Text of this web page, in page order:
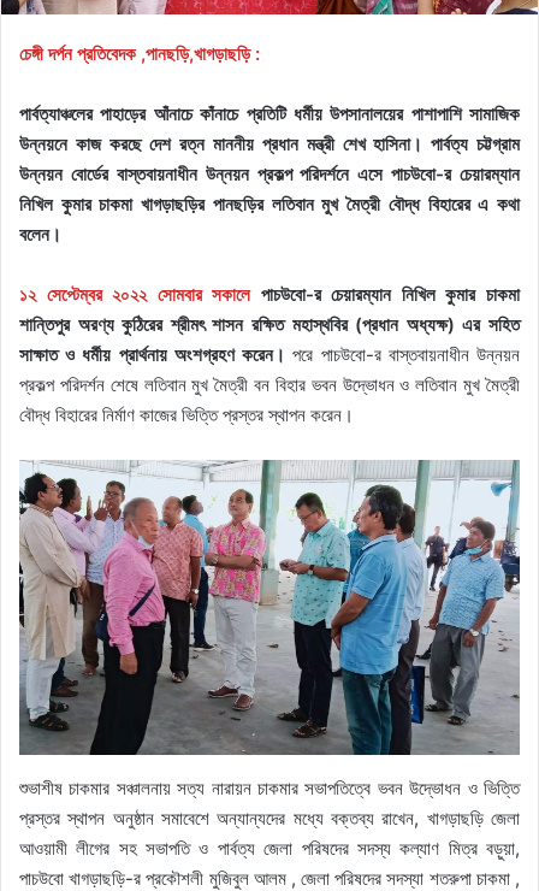
চেঙ্গী দর্পন প্রতিবেদক ,পানছড়ি,খাগড়াছড়ি :
পার্বত্যাঞ্চলের পাহাড়ের আঁনাচে কাঁনাচে প্রতিটি ধর্মীয় উপসানালয়ের পাশাপাশি সামাজিক
উন্নয়নে কাজ করছে দেশ রত্ন মাননীয় প্রধান মন্ত্রী শেখ হাসিনা। পার্বত্য চট্টগ্রাম
উন্নয়ন বোর্ডের বাস্তবায়নাধীন উন্নয়ন প্রকল্প পরিদর্শনে এসে পাচউবো-র চেয়ারম্যান
নিখিল কুমার চাকমা খাগড়াছড়ির পানছড়ির লতিবান মুখ মৈত্রী বৌদ্ধ বিহারের এ কথা
বলেন।
১২ সেপ্টেম্বর ২০২২ সোমবার সকালে পাচউবো-র চেয়ারম্যান নিখিল কুমার চাকমা
শান্তিপুর অরণ্য কুঠিরের শ্রীমৎ শাসন রক্ষিত মহাস্থবির (প্রধান অধ্যক্ষ) এর সহিত
সাক্ষাত ও ধর্মীয় প্রার্থনায় অংশগ্রহণ করেন।পরে পাচউবো-র বাস্তবায়নাধীন উন্নয়ন
প্রকল্প পরিদর্শন শেষে লতিবান মুখ মৈত্রী বন বিহার ভবন উদ্ভোধন ও লতিবান মুখ মৈত্রী
বৌদ্ধ বিহারের নির্মাণ কাজের ভিত্তি প্রস্তর স্থাপন করেন।
শুভাশীষ চাকমার সঞ্চালনায় সত্য নারায়ন চাকমার সভাপতিত্বে ভবন উদ্ভোধন ও ভিত্তি
প্রস্তর স্থাপন অনুষ্ঠান সমাবেশে অন্যান্যদের মধ্যে বক্তব্য রাখেন, খাগড়াছড়ি জেলা
আওয়ামী লীগের সহ সভাপতি ও পার্বত্য জেলা পরিষদের সদস্য কল্যাণ মিত্র বড়ুয়া,
পাচউবো খাগড়াছড়ি-র প্রকৌশলী মুজিবুল আলম , জেলা পরিষদের সদস্যা শতরুপা চাকমা ,